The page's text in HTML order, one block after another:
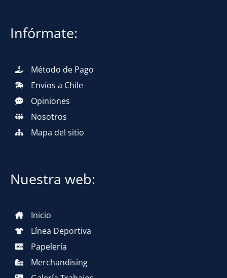
Infórmate:
Método de Pago
Envíos a Chile
Opiniones
Nosotros
Mapa del sitio
Nuestra web:
Inicio
Línea Deportiva
Papelería
Merchandising